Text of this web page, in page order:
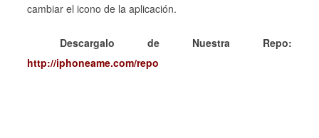
cambiar el icono de la aplicación.
Descargalo de Nuestra Repo:
http://iphoneame.com/repo